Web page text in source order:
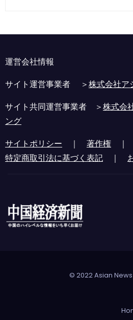
運営会社情報
サイト運営事業者 ＞株式会社ア
サイト共同運営事業者 ＞株式会
ング
サイトポリシー ｜ 著作権 ｜
特定商取引法に基づく表記 ｜
© 2022 Asian